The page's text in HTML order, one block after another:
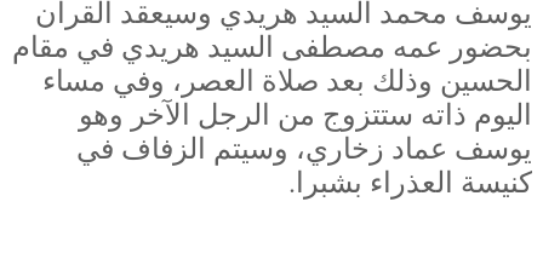
يوسف محمد السيد هريدي وسيعقد القران
بحضور عمه مصطفى السيد هريدي في مقام
الحسين وذلك بعد صلاة العصر، وفي مساء
اليوم ذاته ستتزوج من الرجل الآخر وهو
يوسف عماد زخاري، وسيتم الزفاف في
كنيسة العذراء بشبرا.